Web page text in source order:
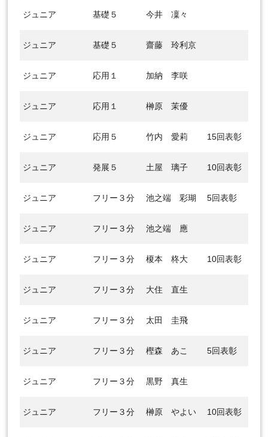
ジュニア 基礎５ 今井 凜々
ジュニア 基礎５ 齋藤 玲利京
ジュニア 応用１ 加納 李咲
ジュニア 応用１ 榊原 茉優
ジュニア 応用５ 竹内 愛莉 15回表彰
ジュニア 発展５ 土屋 璃子 10回表彰
ジュニア フリー３分 池之端 彩瑚 5回表彰
ジュニア フリー３分 池之端 應
ジュニア フリー３分 榎本 柊大 10回表彰
ジュニア フリー３分 大住 直生
ジュニア フリー３分 太田 圭飛
ジュニア フリー３分 樫森 あこ 5回表彰
ジュニア フリー３分 黒野 真生
ジュニア フリー３分 榊原 やよい 10回表彰